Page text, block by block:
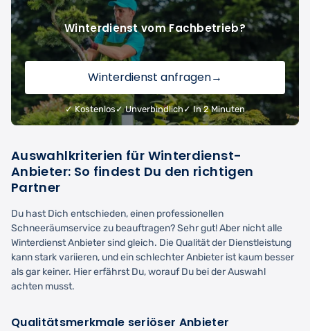
Winterdienst vom Fachbetrieb?
Winterdienst anfragen→
✓ Kostenlos✓ Unverbindlich ✓ In 2 Minuten
Auswahlkriterien für Winterdienst-
Anbieter: So findest Du den richtigen
Partner
Du hast Dich entschieden, einen professionellen
Schneeräumservice zu beauftragen? Sehr gut! Aber nicht alle
Winterdienst Anbieter sind gleich. Die Qualität der Dienstleistung
kann stark variieren, und ein schlechter Anbieter ist kaum besser
als gar keiner. Hier erfährst Du, worauf Du bei der Auswahl
achten musst.
Qualitätsmerkmale seriöser Anbieter